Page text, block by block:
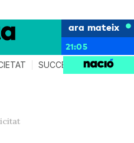
ara mateix
21:05
SUCCESSOS AGENDA